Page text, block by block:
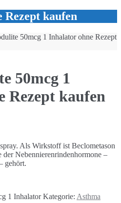
Rezept kaufen
50mcg 1 Inhalator ohne Rezept
50mcg 1
Rezept kaufen
Als Wirkstoff ist Beclometason
Nebennierenrindenhormone –
gehört.
1 Inhalator Kategorie: Asthma